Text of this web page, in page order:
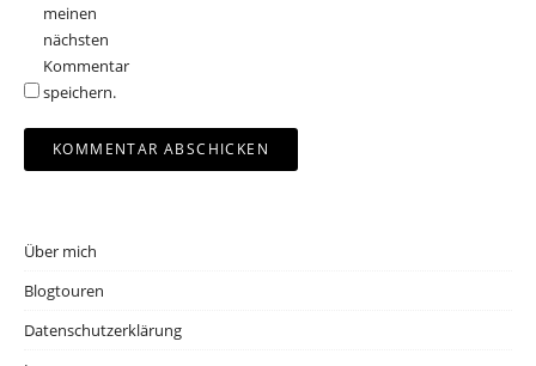
meinen
nächsten
Kommentar
speichern.
Über mich
Blogtouren
Datenschutzerklärung